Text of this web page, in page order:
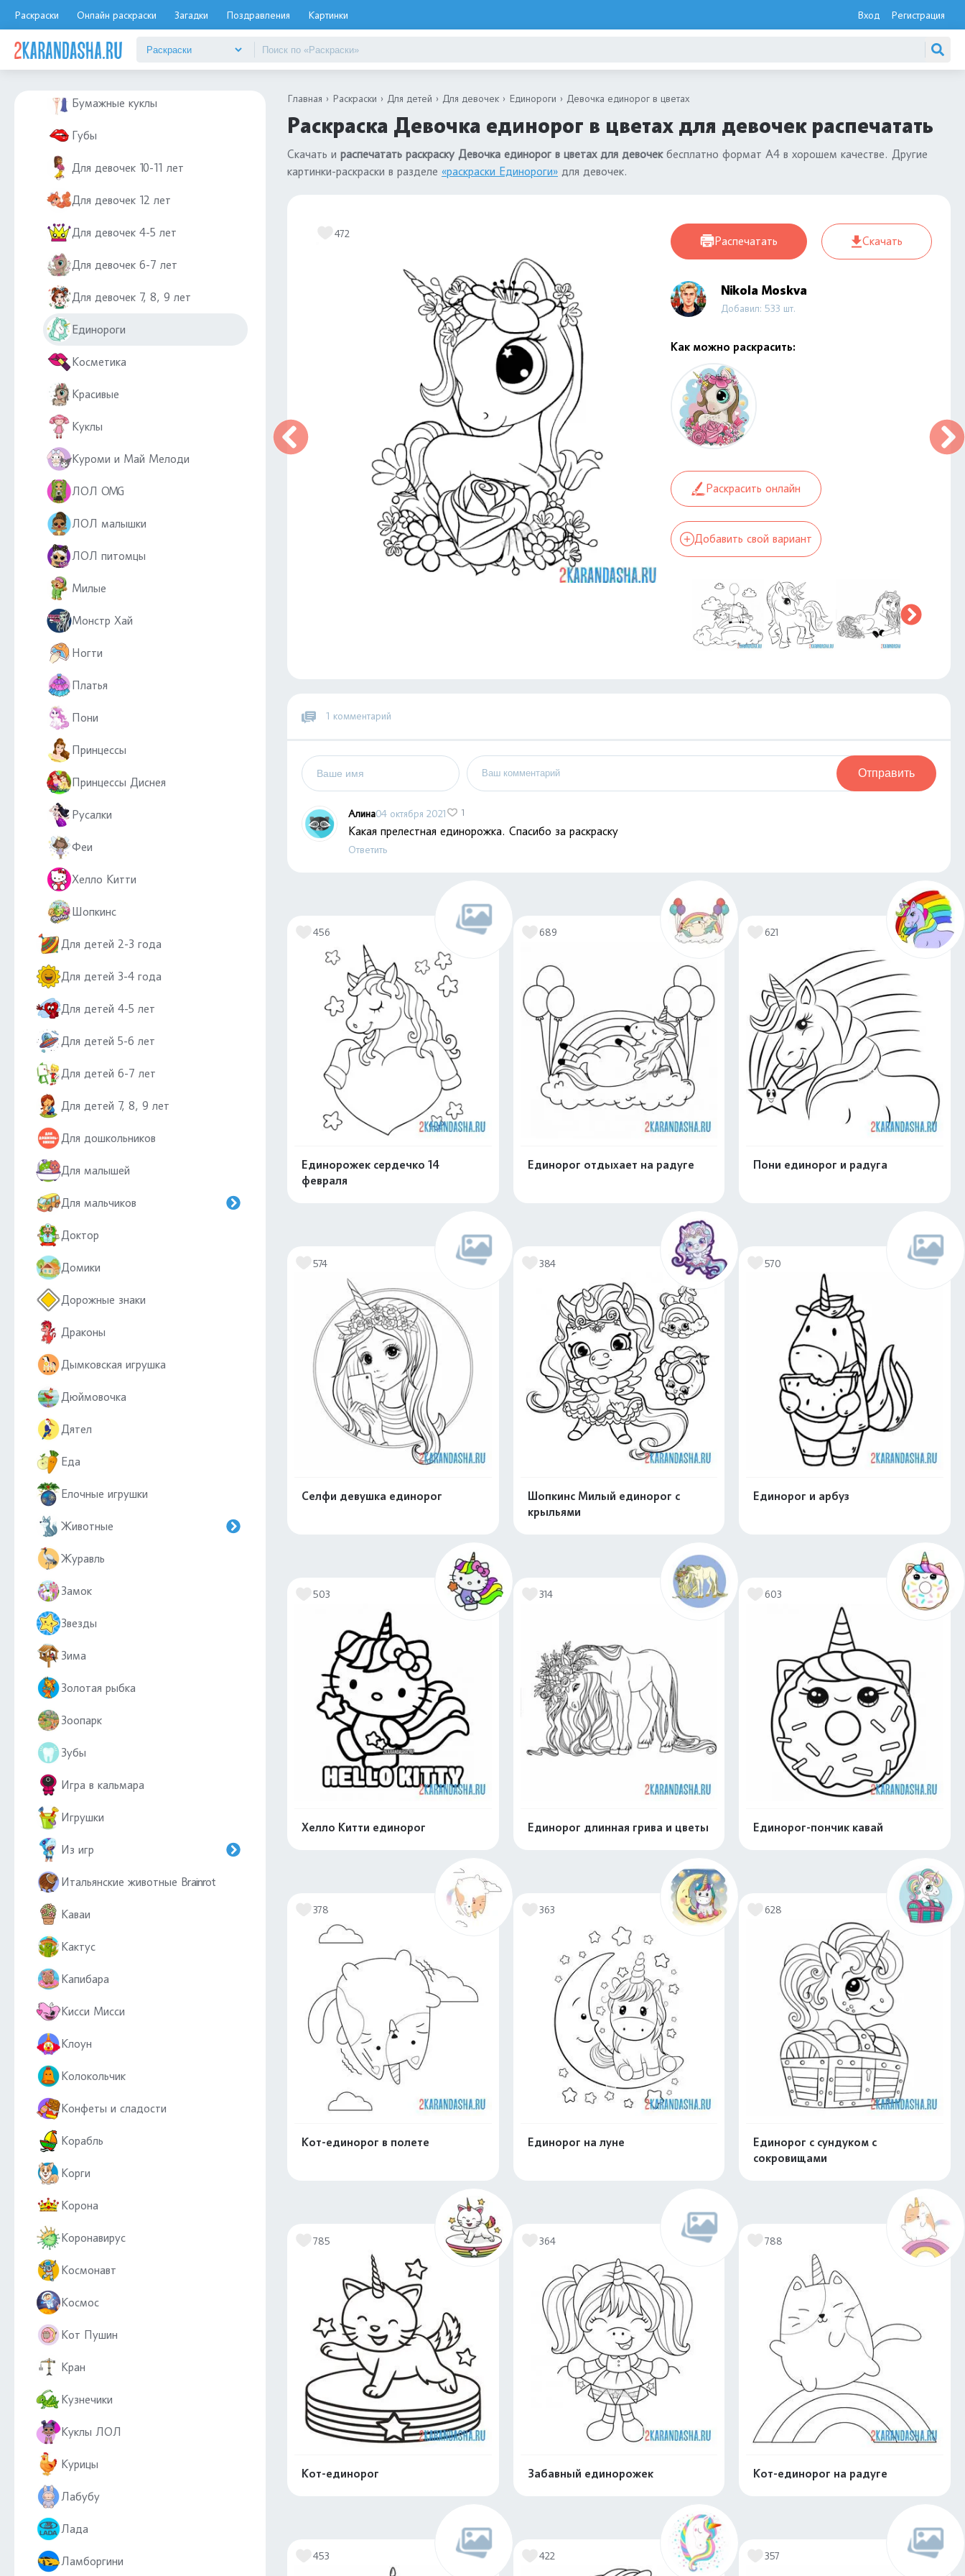
Раскраски Онлайн раскраски Загадки Поздравления Картинки Вход Регистрация
Для девочек
Бумажные куклы
Губы
Для девочек 10-11 лет
Для девочек 12 лет
Для девочек 4-5 лет
Для девочек 6-7 лет
Для девочек 7, 8, 9 лет
Единороги
Косметика
Красивые
Куклы
Куроми и Май Мелоди
ЛОЛ OMG
ЛОЛ малышки
ЛОЛ питомцы
Милые
Монстр Хай
Ногти
Платья
Пони
Принцессы
Принцессы Диснея
Русалки
Феи
Хелло Китти
Шопкинс
Для детей 2-3 года
Для детей 3-4 года
Для детей 4-5 лет
Для детей 5-6 лет
Для детей 6-7 лет
Для детей 7, 8, 9 лет
Для дошкольников
Для малышей
Для мальчиков
Доктор
Домики
Дорожные знаки
Драконы
Дымковская игрушка
Дюймовочка
Дятел
Еда
Елочные игрушки
Животные
Журавль
Замок
Звезды
Зима
Золотая рыбка
Зоопарк
Зубы
Игра в кальмара
Игрушки
Из игр
Итальянские животные Brainrot
Каваи
Кактус
Капибара
Кисси Мисси
Клоун
Колокольчик
Конфеты и сладости
Корабль
Корги
Корона
Коронавирус
Космонавт
Космос
Кот Пушин
Кран
Кузнечики
Куклы ЛОЛ
Курицы
Лабубу
Лада
Ламборгини
Главная Раскраски Для детей Для девочек Единороги Девочка единорог в цветах
Раскраска Девочка единорог в цветах для девочек распечатать
Скачать и распечатать раскраску Девочка единорог в цветах для девочекбесплатно формат А4 в хорошем качестве. Другие
картинки-раскраски в разделе «раскраски Единороги» для девочек.
472
Распечатать Скачать
Nikola Moskva
Добавил: 533 шт.
Как можно раскрасить:
Раскрасить онлайн
Добавить свой вариант
1 комментарий
Отправить
Алина04 октября 2021 1
Какая прелестная единорожка. Спасибо за раскраску
Ответить
456
Единорожек сердечко 14
февраля
689
Единорог отдыхает на радуге
621
Пони единорог и радуга
574
Селфи девушка единорог
384
Шопкинс Милый единорог с
крыльями
570
Единорог и арбуз
503
Хелло Китти единорог
314
Единорог длинная грива и цветы
Распечатать и скачать
603
Единорог-пончик кавай
378
Кот-единорог в полете
363
Единорог на луне
628
Единорог с сундуком с
сокровищами
785
Кот-единорог
364
Забавный единорожек
788
Кот-единорог на радуге
453 422 357